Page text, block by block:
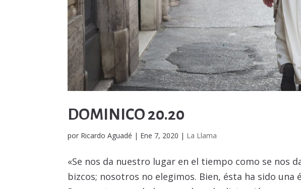
DOMINICO 20.20
por Ricardo Aguadé | Ene 7, 2020 | La Llama
«Se nos da nuestro lugar en el tiempo como se nos
bizcos; nosotros no elegimos. Bien, ésta ha sido una